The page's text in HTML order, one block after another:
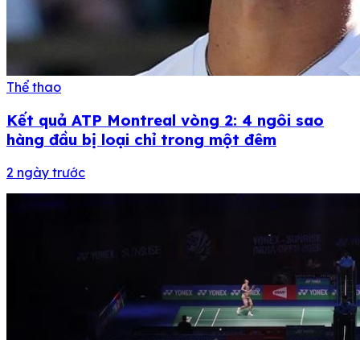
Thể thao
Kết quả ATP Montreal vòng 2: 4 ngôi sao
hàng đầu bị loại chỉ trong một đêm
2 ngày trước